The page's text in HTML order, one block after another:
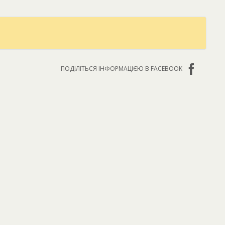
ПОДІЛІТЬСЯ ІНФОРМАЦІЄЮ В FACEBOOK